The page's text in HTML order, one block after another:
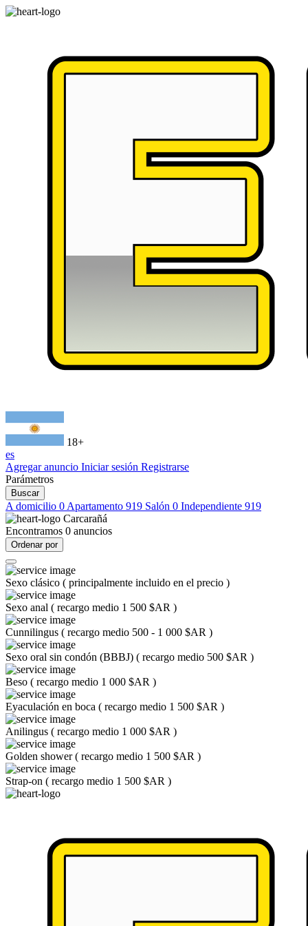
18+
es
Agregar anuncio Iniciar sesión Registrarse
Parámetros
Buscar
A domicilio 0 Apartamento 919 Salón 0 Independiente 919
Carcarañá
Encontramos 0 anuncios
Ordenar por
Sexo clásico ( principalmente incluido en el precio )
Sexo anal ( recargo medio 1 500 $AR )
Cunnilingus ( recargo medio 500 - 1 000 $AR )
Sexo oral sin condón (BBBJ) ( recargo medio 500 $AR )
Beso ( recargo medio 1 000 $AR )
Eyaculación en boca ( recargo medio 1 500 $AR )
Anilingus ( recargo medio 1 000 $AR )
Golden shower( recargo medio 1 500 $AR )
Strap-on ( recargo medio 1 500 $AR )